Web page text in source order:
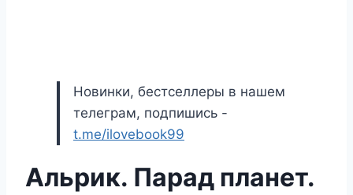
Новинки, бестселлеры в нашем
телеграм, подпишись -
t.me/ilovebook99
Альрик. Парад планет.